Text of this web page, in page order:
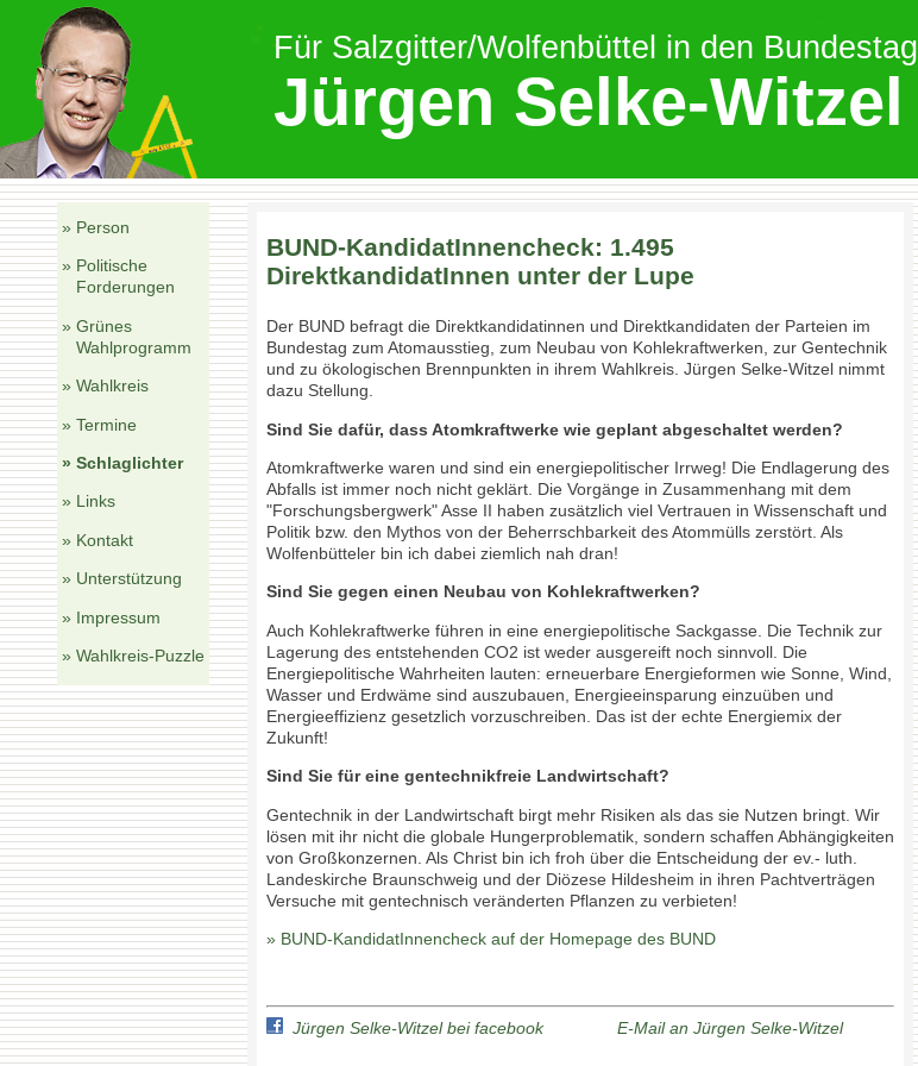
Für Salzgitter/Wolfenbüttel in den Bundestag
Jürgen Selke-Witzel
» Person
» Politische
Forderungen
» Grünes
Wahlprogramm
» Wahlkreis
» Termine
» Schlaglichter
» Links
» Kontakt
» Unterstützung
» Impressum
» Wahlkreis-Puzzle
BUND-KandidatInnencheck: 1.495
DirektkandidatInnen unter der Lupe
Der BUND befragt die Direktkandidatinnen und Direktkandidaten der Parteien im
Bundestag zum Atomausstieg, zum Neubau von Kohlekraftwerken, zur Gentechnik
und zu ökologischen Brennpunkten in ihrem Wahlkreis. Jürgen Selke-Witzel nimmt
dazu Stellung.
Sind Sie dafür, dass Atomkraftwerke wie geplant abgeschaltet werden?
Atomkraftwerke waren und sind ein energiepolitischer Irrweg! Die Endlagerung des
Abfalls ist immer noch nicht geklärt. Die Vorgänge in Zusammenhang mit dem
"Forschungsbergwerk" Asse II haben zusätzlich viel Vertrauen in Wissenschaft und
Politik bzw. den Mythos von der Beherrschbarkeit des Atommülls zerstört. Als
Wolfenbütteler bin ich dabei ziemlich nah dran!
Sind Sie gegen einen Neubau von Kohlekraftwerken?
Auch Kohlekraftwerke führen in eine energiepolitische Sackgasse. Die Technik zur
Lagerung des entstehenden CO2 ist weder ausgereift noch sinnvoll. Die
Energiepolitische Wahrheiten lauten: erneuerbare Energieformen wie Sonne, Wind,
Wasser und Erdwäme sind auszubauen, Energieeinsparung einzuüben und
Energieeffizienz gesetzlich vorzuschreiben. Das ist der echte Energiemix der
Zukunft!
Sind Sie für eine gentechnikfreie Landwirtschaft?
Gentechnik in der Landwirtschaft birgt mehr Risiken als das sie Nutzen bringt. Wir
lösen mit ihr nicht die globale Hungerproblematik, sondern schaffen Abhängigkeiten
von Großkonzernen. Als Christ bin ich froh über die Entscheidung der ev.- luth.
Landeskirche Braunschweig und der Diözese Hildesheim in ihren Pachtverträgen
Versuche mit gentechnisch veränderten Pflanzen zu verbieten!
» BUND-KandidatInnencheck auf der Homepage des BUND
Jürgen Selke-Witzel bei facebook E-Mail an Jürgen Selke-Witzel